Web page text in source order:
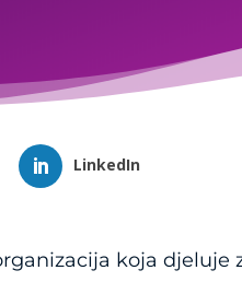
LinkedIn
koja djeluje